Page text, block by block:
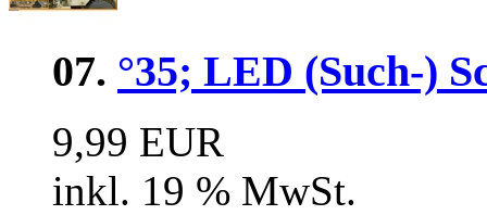
07. °35; LED (Such-)
9,99 EUR
inkl. 19 % MwSt.